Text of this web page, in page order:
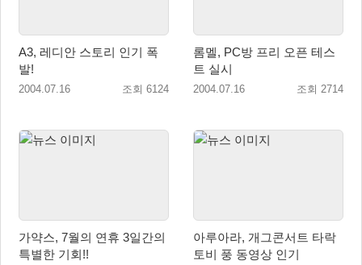
A3, 레디안 스토리 인기 폭
발!
2004.07.16 조회 6124
롬멜, PC방 프리 오픈 테스
트 실시
2004.07.16 조회 2714
가약스, 7월의 연휴 3일간의
특별한 기회!!
아루아라, 개그콘서트 타락
토비 풍 동영상 인기